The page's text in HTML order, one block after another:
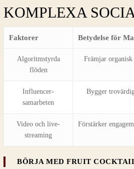
KOMPLEXA
Faktorer Betydelse för
Algoritmstyrda
flöden
Främjar
Influencer-
samarbeten
Bygger
Video och live-
streaming
Förstärker
BÖRJA MED FRUIT